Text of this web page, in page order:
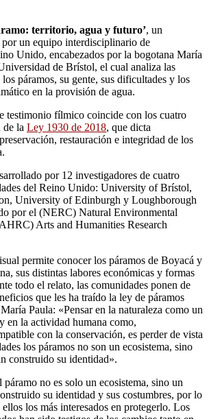
territorio, agua y futuro’, un
un equipo interdisciplinario de
Unido, encabezados por la bogotana María
de Brístol, el cual analiza las
los páramos, su gente, sus dificultades y los
en la provisión de agua.
testimonio fílmico coincide con los cuatro
de la Ley 1930 de 2018, que dicta
restauración e integridad de los
por 12 investigadores de cuatro
del Reino Unido: University of Brístol,
University of Edinburgh y Loughborough
por el (NERC) Natural Environmental
Arts and Humanities Research
permite conocer los páramos de Boyacá y
sus distintas labores económicas y formas
todo el relato, las comunidades ponen de
que les ha traído la ley de páramos
Paula: «Pensar en la naturaleza como un
en la actividad humana como,
con la conservación, es perder de vista
los páramos no son un ecosistema, sino
construido su identidad».
páramo no es solo un ecosistema, sino un
su identidad y sus costumbres, por lo
los más interesados en protegerlo. Los